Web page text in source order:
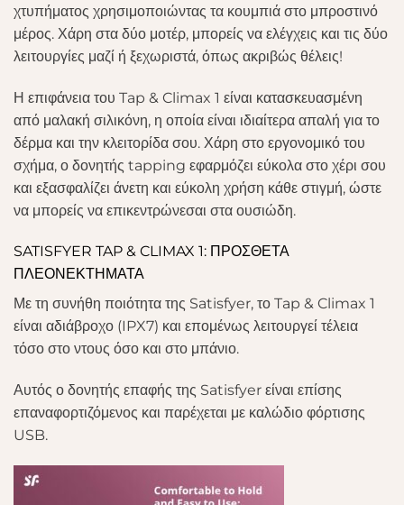
χτυπήματος χρησιμοποιώντας τα κουμπιά στο μπροστινό
μέρος. Χάρη στα δύο μοτέρ, μπορείς να ελέγχεις και τις δύο
λειτουργίες μαζί ή ξεχωριστά, όπως ακριβώς θέλεις!
Η επιφάνεια του Tap & Climax 1 είναι κατασκευασμένη
από μαλακή σιλικόνη, η οποία είναι ιδιαίτερα απαλή για το
δέρμα και την κλειτορίδα σου. Χάρη στο εργονομικό του
σχήμα, ο δονητής tapping εφαρμόζει εύκολα στο χέρι σου
και εξασφαλίζει άνετη και εύκολη χρήση κάθε στιγμή, ώστε
να μπορείς να επικεντρώνεσαι στα ουσιώδη.
SATISFYER TAP & CLIMAX 1: ΠΡΟΣΘΕΤΑ
ΠΛΕΟΝΕΚΤΗΜΑΤΑ
Με τη συνήθη ποιότητα της Satisfyer, το Tap & Climax 1
είναι αδιάβροχο (IPX7) και επομένως λειτουργεί τέλεια
τόσο στο ντους όσο και στο μπάνιο.
Αυτός ο δονητής επαφής της Satisfyer είναι επίσης
επαναφορτιζόμενος και παρέχεται με καλώδιο φόρτισης
USB.